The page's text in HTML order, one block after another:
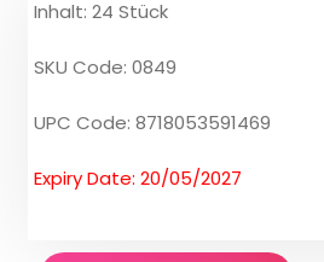
Inhalt: 24 Stück
SKU Code: 0849
UPC Code: 8718053591469
Expiry Date: 20/05/2027